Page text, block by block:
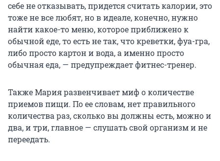
себе не отказывать, придется считать калории, это
тоже не все любят, но в идеале, конечно, нужно
найти какое-то меню, которое приближено к
обычной еде, то есть не так, что креветки, фуа-гра,
либо просто картон и вода, а именно просто
обычная еда, — предупреждает фитнес-тренер.
Также Мария развенчивает миф о количестве
приемов пищи. По ее словам, нет правильного
количества раз, сколько вы должны есть, можно и
два, и три, главное — слушать свой организм и не
переедать.